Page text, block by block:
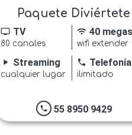
Paquete Diviértete
tv TV
80 canales
wifi 40 megas
wifi extender
play_arrow Streaming
cualquier lugar
phone Telefonía
ilimitado
phone 55 8950 9429